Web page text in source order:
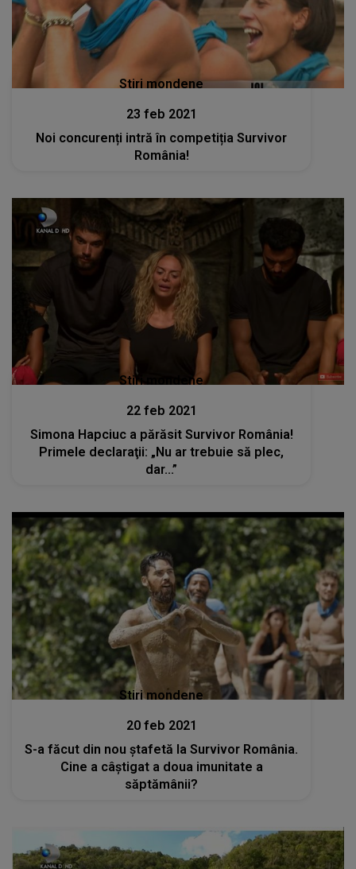
Stiri mondene
23 feb 2021
Noi concurenți intră în competiția Survivor
România!
Stiri mondene
22 feb 2021
Simona Hapciuc a părăsit Survivor România!
Primele declaraţii: „Nu ar trebuie să plec,
dar...”
Stiri mondene
20 feb 2021
S-a făcut din nou ștafetă la Survivor România.
Cine a câștigat a doua imunitate a
săptămânii?